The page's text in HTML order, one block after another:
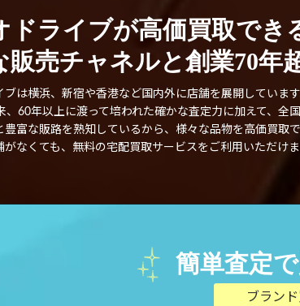
ドライブが高価買取でき
販売チャネルと創業70年
ブは横浜、新宿や香港など国内外に店舗を展開しています
、60年以上に渡って培われた確かな査定力に加えて、全
豊富な販路を熟知しているから、様々な品物を高価買取で
がなくても、無料の宅配買取サービスをご利用いただけま
簡単査定
ブラン